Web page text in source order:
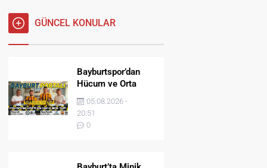
GÜNCEL KONULAR
Bayburtspor’dan
Hücum ve Orta
Sahaya İki Önemli
Takviye
05.08.2026 -
20:51
0